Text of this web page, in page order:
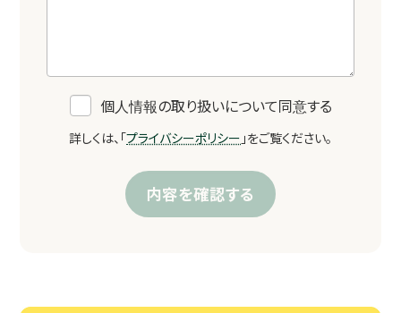
個人情報の取り扱いについて同意する
詳しくは、「プライバシーポリシー 」をご覧ください。